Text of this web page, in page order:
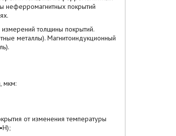
неферромагнитных покрытий
толщины покрытий.
металлы). Магнитоиндукционный
мкм:
от изменения температуры